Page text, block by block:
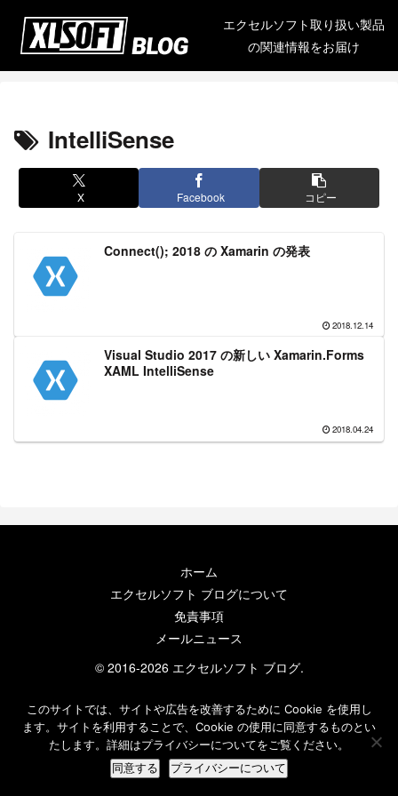
エクセルソフト取り扱い製品
の関連情報をお届け
IntelliSense
X Facebook コピー
Connect(); 2018 の Xamarin の発表
2018.12.14
Visual Studio 2017 の新しい Xamarin.Forms
XAML IntelliSense
2018.04.24
ホーム
エクセルソフト ブログについて
免責事項
メールニュース
© 2016-2026 エクセルソフト ブログ.
このサイトでは、サイトや広告を改善するために Cookie を使用し
ます。サイトを利用することで、Cookie の使用に同意するものとい
たします。詳細はプライバシーについてをご覧ください。
同意する プライバシーについて